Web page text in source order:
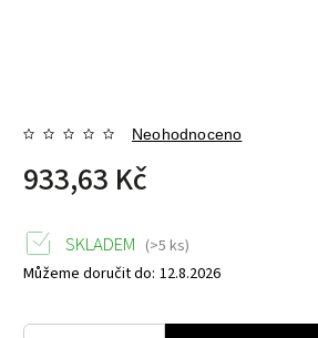
Neohodnoceno
933,63 Kč
SKLADEM (>5 ks)
Můžeme doručit do: 12.8.2026